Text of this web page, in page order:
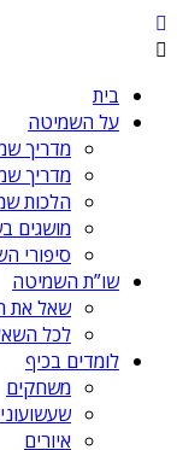
בית
על השמיטה
מדריך
מדריך
הלכות
מושגים
סיפורי
שו”ת השמיטה
שאל את
לכל
לומדים בכיף
משחקים
איורים